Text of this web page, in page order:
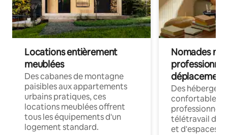
Locations entièrement
meublées
Des cabanes de montagne
paisibles aux appartements
urbains pratiques, ces
locations meublées offrent
tous les équipements d'un
logement standard.
Nomades
déplacement
Des
confortables
professionnels
télétravail
et d'espaces